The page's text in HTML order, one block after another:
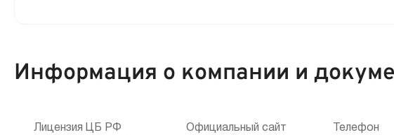
Срок продления:
Мобильный телефон:
Информация о компании и
Лицензия ЦБ РФ
Официальный сайт
Телефон